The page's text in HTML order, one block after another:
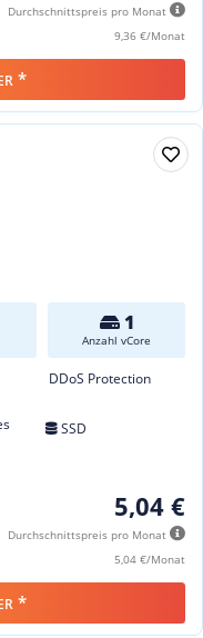
Durchschnittspreis pro Monat
9,36 €/Monat
*
1
Anzahl vCore
DDoS Protection
SSD
5,04 €
Durchschnittspreis pro Monat
5,04 €/Monat
*